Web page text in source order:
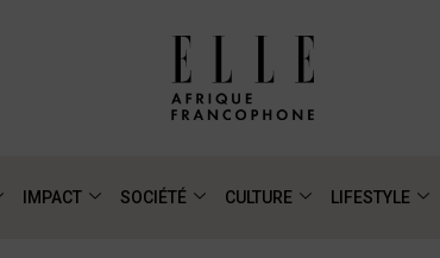
IMPACT SOCIÉTÉ CULTURE LIFESTYLE